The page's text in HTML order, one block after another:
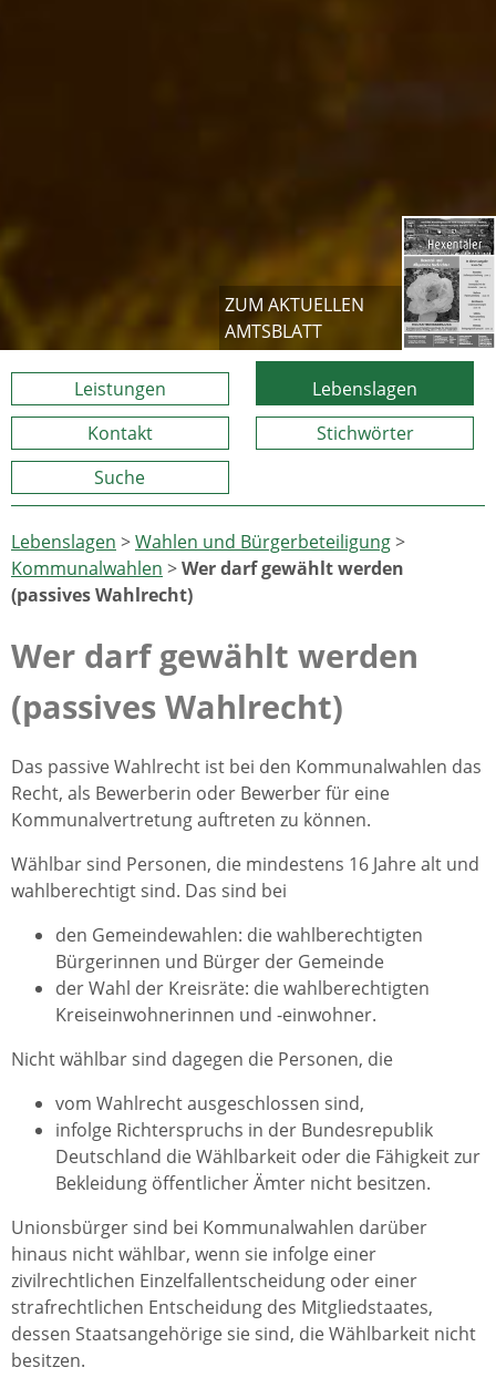
ZUM AKTUELLEN
AMTSBLATT
Leistungen
Lebenslagen
Kontakt
Stichwörter
Suche
Lebenslagen >Wahlen und Bürgerbeteiligung>
Kommunalwahlen >Wer darf gewählt werden
(passives Wahlrecht)
Wer darf gewählt werden
(passives Wahlrecht)
Das passive Wahlrecht ist bei den Kommunalwahlen das
Recht, als Bewerberin oder Bewerber für eine
Kommunalvertretung auftreten zu können.
Wählbar sind Personen, die mindestens 16 Jahre alt und
wahlberechtigt sind. Das sind bei
den Gemeindewahlen: die wahlberechtigten
Bürgerinnen und Bürger der Gemeinde
der Wahl der Kreisräte: die wahlberechtigten
Kreiseinwohnerinnen und -einwohner.
Nicht wählbar sind dagegen die Personen, die
vom Wahlrecht ausgeschlossen sind,
infolge Richterspruchs in der Bundesrepublik
Deutschland die Wählbarkeit oder die Fähigkeit zur
Bekleidung öffentlicher Ämter nicht besitzen.
Unionsbürger sind bei Kommunalwahlen darüber
hinaus nicht wählbar, wenn sie infolge einer
zivilrechtlichen Einzelfallentscheidung oder einer
strafrechtlichen Entscheidung des Mitgliedstaates,
dessen Staatsangehörige sie sind, die Wählbarkeit nicht
besitzen.